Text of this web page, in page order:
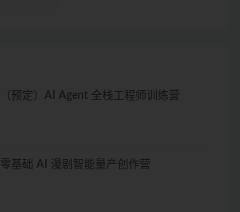
（预定）AI Agent 全栈工程师训练营
零基础 AI 漫剧智能量产创作营